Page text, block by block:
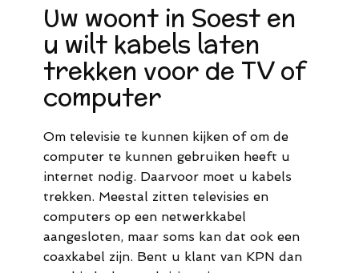
Uw woont in Soest en
u wilt kabels laten
trekken voor de TV of
computer
Om televisie te kunnen kijken of om de
computer te kunnen gebruiken heeft u
internet nodig. Daarvoor moet u kabels
trekken. Meestal zitten televisies en
computers op een netwerkkabel
aangesloten, maar soms kan dat ook een
coaxkabel zijn. Bent u klant van KPN dan